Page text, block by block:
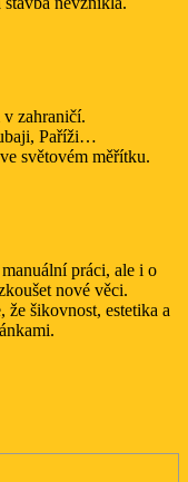
v zahraničí.
Paříži…
světovém měřítku.
práci, ale i o
nové věci.
že šikovnost, estetika a